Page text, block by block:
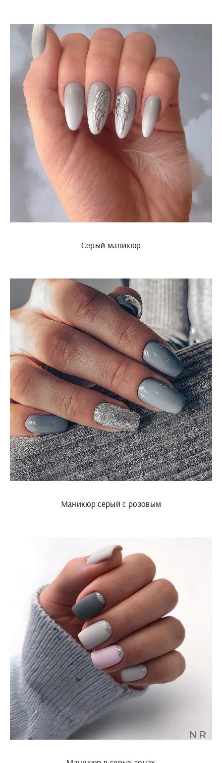
Серый маникюр
Маникюр серый с розовым